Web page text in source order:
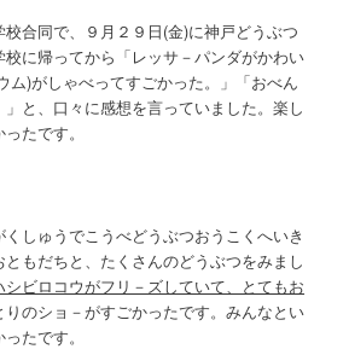
校合同で、９月２９日(金)に神戸どうぶつ
に帰ってから「レッサ－パンダがかわい
ム)がしゃべってすごかった。」「おべん
と、口々に感想を言っていました。楽し
たです。
しゅうでこうべどうぶつおうこくへいき
ともだちと、たくさんのどうぶつをみまし
シビロコウがフリ－ズしていて、とてもお
りのショ－がすごかったです。みんなとい
たです。